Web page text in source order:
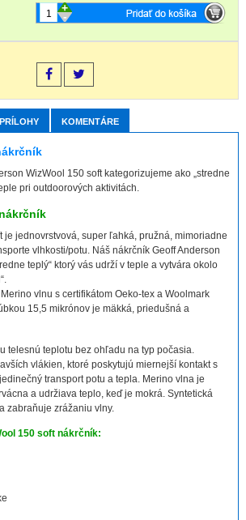
-
+
PRÍLOHY KOMENTÁRE
WizWool 150 soft kategorizujeme ako „stredne
pri outdoorových aktivitách.
je jednovrstvová, super ľahká, pružná, mimoriadne
vlhkosti/potu. Náš nákrčník Geoff Anderson
teplý“ ktorý vás udrží v teple a vytvára okolo
vlnu s certifikátom Oeko-tex a Woolmark
15,5 mikrónov je mäkká, priedušná a
telesnú teplotu bez ohľadu na typ počasia.
vlákien, ktoré poskytujú miernejší kontakt s
transport potu a tepla. Merino vlna je
a udržiava teplo, keď je mokrá. Syntetická
zabraňuje zrážaniu vlny.
150 soft nákrčník: